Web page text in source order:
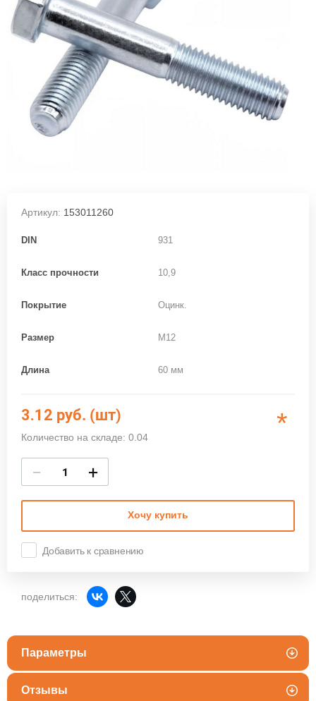
Артикул: 153011260
DIN 931
Класс прочности 10,9
Покрытие Оцинк.
Размер M12
Длина 60 мм
3.12 руб. (шт)
Количество на складе: 0.04 *
− +
Хочу купить
Добавить к сравнению
поделиться:
Параметры
Отзывы